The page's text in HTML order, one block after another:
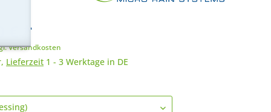
€ *
Versandkosten
Lieferzeit 1 - 3 Werktage in DE